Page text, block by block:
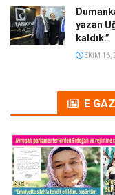
yazan
kaldık.”
EKIM 16,
E